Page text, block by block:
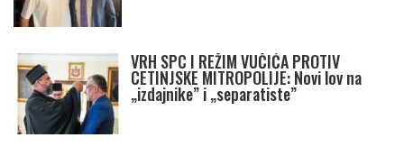
VRH SPC I REŽIM VUČIĆA PROTIV
CETINJSKE MITROPOLIJE: Novi lov na
„izdajnike” i „separatiste”